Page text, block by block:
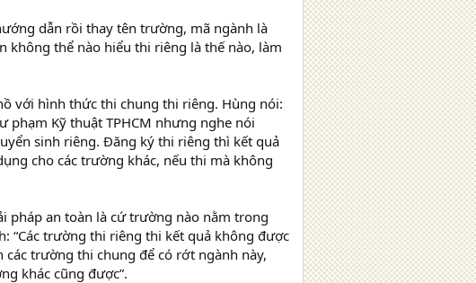
dẫn rồi thay tên trường, mã ngành là
không thể nào hiểu thi riêng là thế nào, làm
với hình thức thi chung thi riêng. Hùng nói:
phạm Kỹ thuật TPHCM nhưng nghe nói
sinh riêng. Đăng ký thi riêng thì kết quả
cho các trường khác, nếu thi mà không
pháp an toàn là cứ trường nào nằm trong
“Các trường thi riêng thi kết quả không được
trường thi chung để có rớt ngành này,
khác cũng được”.